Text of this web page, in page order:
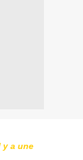
y a une